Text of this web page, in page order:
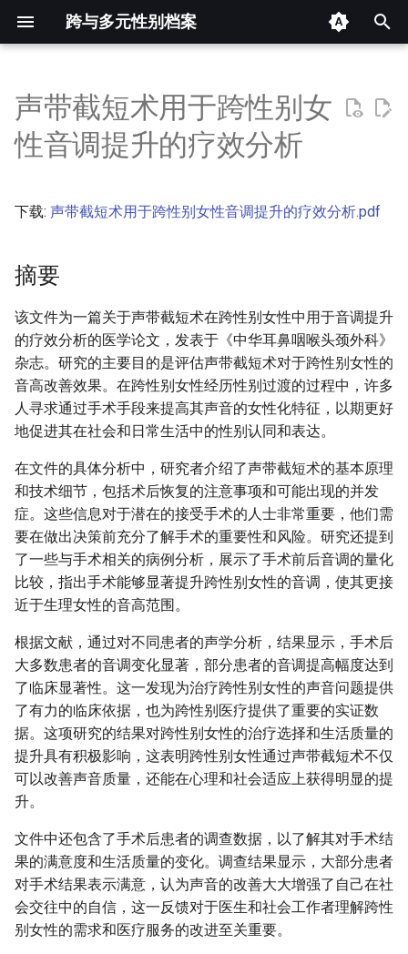
跨与多元性别档案
以
开
摘要
声带截短术用于跨性别女
性音调提升的疗效分析
下载: 声带截短术用于跨性别女性音调提升的疗效分析.pdf
摘要
该文件为一篇关于声带截短术在跨性别女性中用于音调提升
的疗效分析的医学论文，发表于《中华耳鼻咽喉头颈外科》
杂志。研究的主要目的是评估声带截短术对于跨性别女性的
音高改善效果。在跨性别女性经历性别过渡的过程中，许多
人寻求通过手术手段来提高其声音的女性化特征，以期更好
地促进其在社会和日常生活中的性别认同和表达。
在文件的具体分析中，研究者介绍了声带截短术的基本原理
和技术细节，包括术后恢复的注意事项和可能出现的并发
症。这些信息对于潜在的接受手术的人士非常重要，他们需
要在做出决策前充分了解手术的重要性和风险。研究还提到
了一些与手术相关的病例分析，展示了手术前后音调的量化
比较，指出手术能够显著提升跨性别女性的音调，使其更接
近于生理女性的音高范围。
根据文献，通过对不同患者的声学分析，结果显示，手术后
大多数患者的音调变化显著，部分患者的音调提高幅度达到
了临床显著性。这一发现为治疗跨性别女性的声音问题提供
了有力的临床依据，也为跨性别医疗提供了重要的实证数
据。这项研究的结果对跨性别女性的治疗选择和生活质量的
提升具有积极影响，这表明跨性别女性通过声带截短术不仅
可以改善声音质量，还能在心理和社会适应上获得明显的提
升。
文件中还包含了手术后患者的调查数据，以了解其对手术结
果的满意度和生活质量的变化。调查结果显示，大部分患者
对手术结果表示满意，认为声音的改善大大增强了自己在社
会交往中的自信，这一反馈对于医生和社会工作者理解跨性
别女性的需求和医疗服务的改进至关重要。